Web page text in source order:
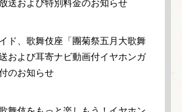
送および特別料金のお知らせ
ド、歌舞伎座「團菊祭五月大歌舞
および耳寄ナビ動画付イヤホンガ
のお知らせ